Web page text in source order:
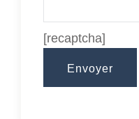
[recaptcha]